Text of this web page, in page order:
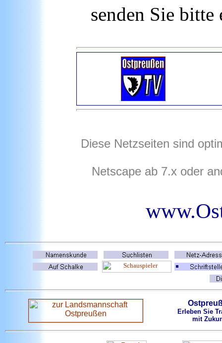
senden Sie
Diese Netzseiten sind
Netscape ab 7.x oder
Erleben Sie
mit